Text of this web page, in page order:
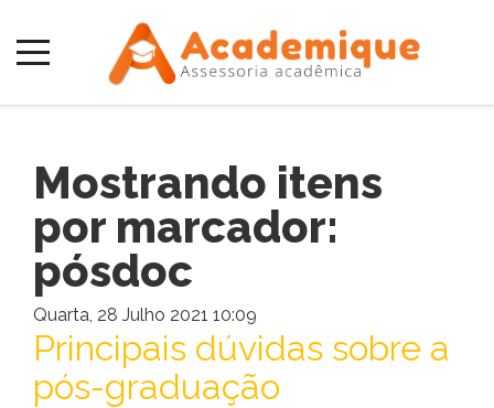
Mostrando itens
por marcador:
pósdoc
Quarta, 28 Julho 2021 10:09
Principais dúvidas sobre a
pós-graduação